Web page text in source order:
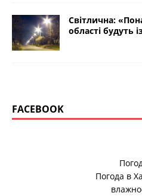
Світлична:
області будуть
FACEBOOK
Погода в